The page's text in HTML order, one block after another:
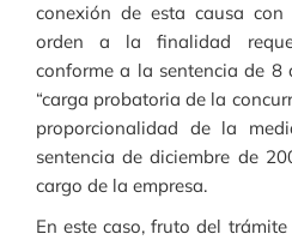
conexión de esta causa
orden a la finalidad
conforme a la sentencia de 8
“carga probatoria de la
proporcionalidad de la
sentencia de diciembre de
cargo de la empresa.
En este caso, fruto del